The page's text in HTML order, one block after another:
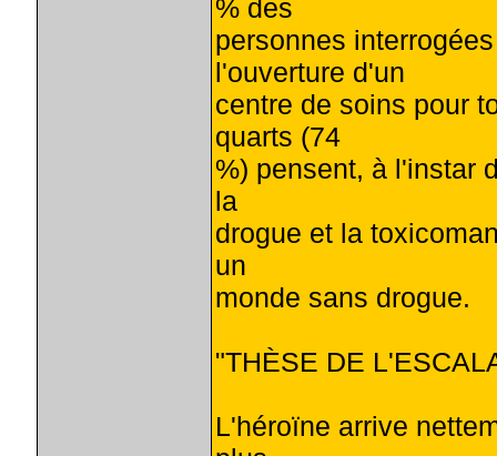
% des
personnes
l'ouverture d'un
centre de soins pour
quarts (74
%) pensent, à l'instar
la
drogue et la
un
monde sans drogue.
"THÈSE DE
L'héroïne arrive